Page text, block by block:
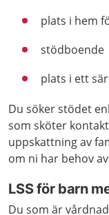
plats i hem
stödboende
plats i ett
Du söker stödet
som sköter
uppskattning av
om ni har behov
LSS för barn
Du som är